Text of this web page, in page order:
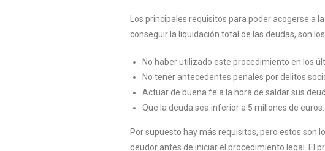
Los principales requisitos para poder acogerse a
conseguir la liquidación total de las deudas, son
No haber utilizado este procedimiento en los
No tener antecedentes penales por delitos
Actuar de buena fe a la hora de saldar sus
Que la deuda sea inferior a 5 millones de euros.
Por supuesto hay más requisitos, pero estos son
deudor antes de iniciar el procedimiento legal. El